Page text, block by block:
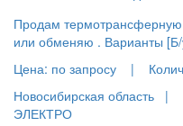
Продам термотрансферную
или обменяю . Варианты
Цена: по запросу |
Новосибирская область |
ЭЛЕКТРО